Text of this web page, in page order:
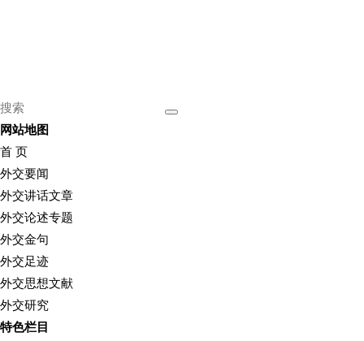
网站地图
首 页
外交要闻
外交讲话文章
外交论述专题
外交金句
外交足迹
外交思想文献
外交研究
特色栏目